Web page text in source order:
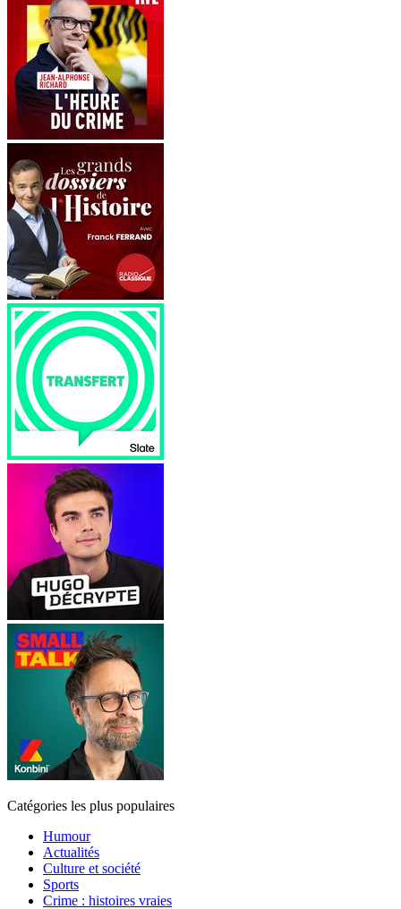
Catégories les plus populaires
Humour
Actualités
Culture et société
Sports
Crime : histoires vraies